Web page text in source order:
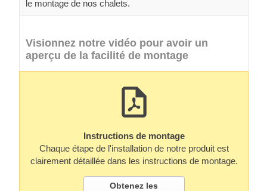
le montage de nos chalets.
Visionnez notre vidéo pour avoir un
aperçu de la facilité de montage
Instructions de montage
Chaque étape de l'installation de notre produit est
clairement détaillée dans les instructions de montage.
Obtenez les